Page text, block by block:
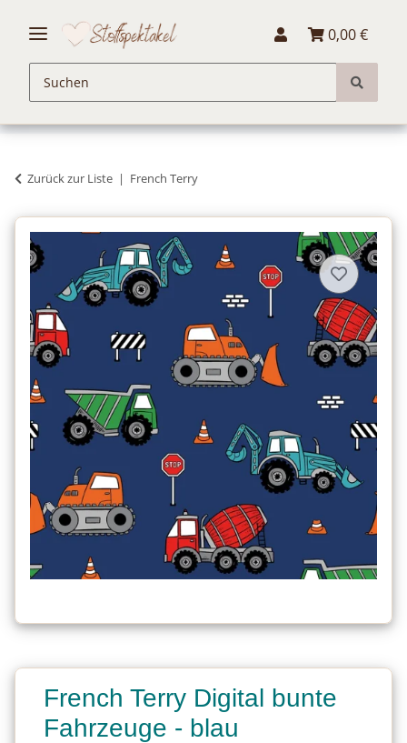
0,00 €
Zurück zur Liste French Terry
French Terry Digital bunte
Fahrzeuge - blau